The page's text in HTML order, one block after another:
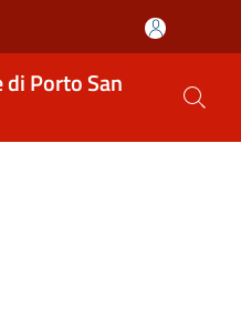
di Porto San